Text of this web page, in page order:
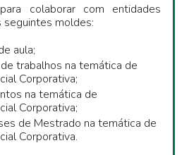
colaborar com entidades
moldes:
aula;
trabalhos na temática de
Corporativa;
na temática de
Corporativa;
de Mestrado na temática de
Corporativa.